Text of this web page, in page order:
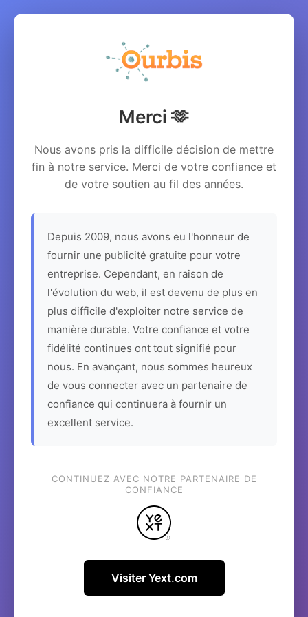
Merci 🫶
Nous avons pris la difficile décision de mettre
fin à notre service. Merci de votre confiance et
de votre soutien au fil des années.
Depuis 2009, nous avons eu l'honneur de
fournir une publicité gratuite pour votre
entreprise. Cependant, en raison de
l'évolution du web, il est devenu de plus en
plus difficile d'exploiter notre service de
manière durable. Votre confiance et votre
fidélité continues ont tout signifié pour
nous. En avançant, nous sommes heureux
de vous connecter avec un partenaire de
confiance qui continuera à fournir un
excellent service.
CONTINUEZ AVEC NOTRE PARTENAIRE DE
CONFIANCE
Visiter Yext.com